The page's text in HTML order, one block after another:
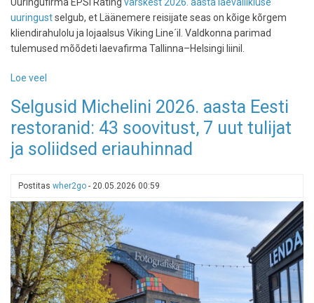
uuringustselgub, et Läänemere reisijate seas on kõige kõrgem
kliendirahulolu ja lojaalsus Viking Line´il. Valdkonna parimad
tulemused mõõdeti laevafirma Tallinna–Helsingi liinil.
Loe veel
Tallinna–
Helsingi
laevaliinide
kõrgeima
saavutas
Viking
Line
Selgusid Michelini 2026. aasta Eesti
restoranid: 43 soovitust, 7 uut tulijat
ja soliidsed eriauhinnad
Postitas wher2go - 20.05.2026 00:59